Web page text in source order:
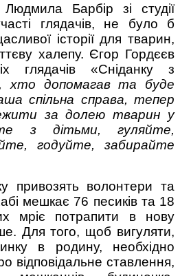
Барбір зі студії
глядачів, не було б
історії для тварин,
халепу. Єгор Гордєєв
глядачів «Сніданку з
хто допомагав та буде
спільна справа, тепер
за долею тварин у
з дітьми, гуляйте,
годуйте, забирайте
привозять волонтери та
мешкає 76 песиків та 18
мріє потрапити в нову
Для того, щоб вигуляти,
в родину, необхідно
відповідальне ставлення,